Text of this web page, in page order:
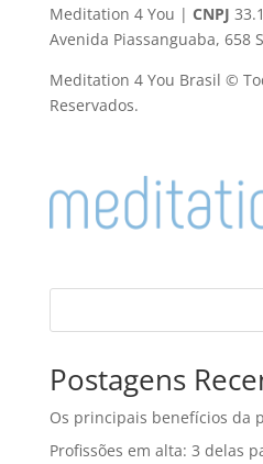
Meditation 4 You | CNPJ
Avenida Piassanguaba, 658
Meditation 4 You Brasil ©
Reservados.
Postagens
Os principais benefícios da
Profissões em alta: 3 delas